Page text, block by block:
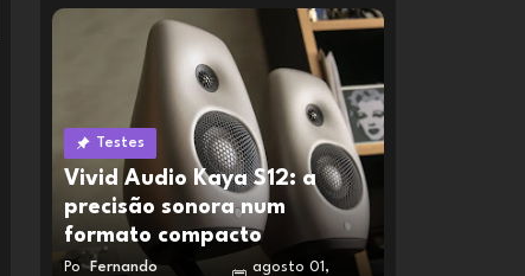
Testes
Vivid Audio Kaya S12: a
precisão sonora num
formato compacto
Po
Fernando
agosto 01,